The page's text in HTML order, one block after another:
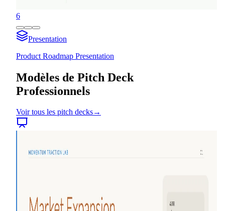
6
Presentation
Product Roadmap Presentation
Modèles de Pitch Deck
Professionnels
Voir tous les pitch decks→